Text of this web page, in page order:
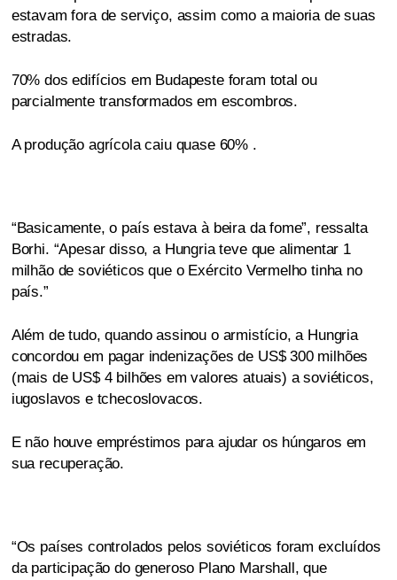
estavam fora de serviço, assim como a maioria de suas
estradas.
70% dos edifícios em Budapeste foram total ou
parcialmente transformados em escombros.
A produção agrícola caiu quase 60% .
“Basicamente, o país estava à beira da fome”, ressalta
Borhi. “Apesar disso, a Hungria teve que alimentar 1
milhão de soviéticos que o Exército Vermelho tinha no
país.”
Além de tudo, quando assinou o armistício, a Hungria
concordou em pagar indenizações de US$ 300 milhões
(mais de US$ 4 bilhões em valores atuais) a soviéticos,
iugoslavos e tchecoslovacos.
E não houve empréstimos para ajudar os húngaros em
sua recuperação.
“Os países controlados pelos soviéticos foram excluídos
da participação do generoso Plano Marshall, que